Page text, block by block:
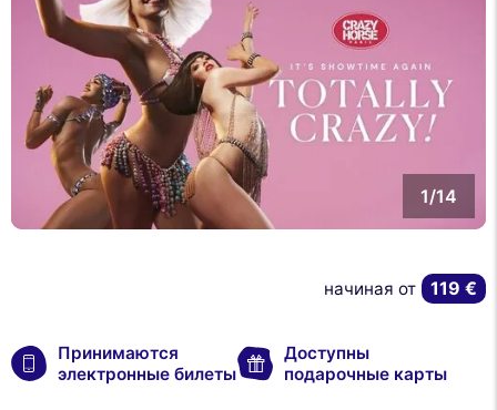
1/14
Принимаются
электронные билеты
Доступны
подарочные карты
начиная от 119 €